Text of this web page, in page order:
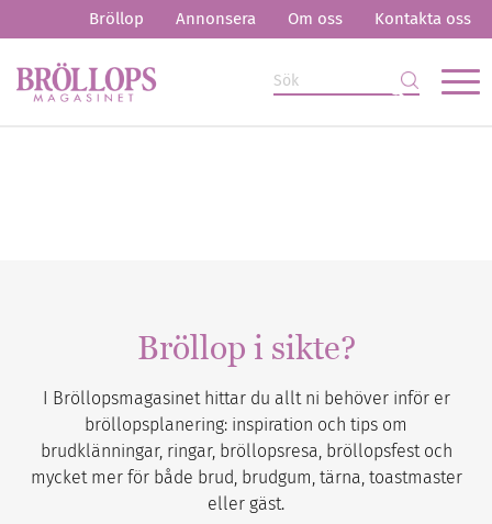
Bröllop Annonsera Om oss Kontakta oss
Bröllop i sikte?
I Bröllopsmagasinet hittar du allt ni behöver inför er
bröllopsplanering: inspiration och tips om
brudklänningar, ringar, bröllopsresa, bröllopsfest och
mycket mer för både brud, brudgum, tärna, toastmaster
eller gäst.